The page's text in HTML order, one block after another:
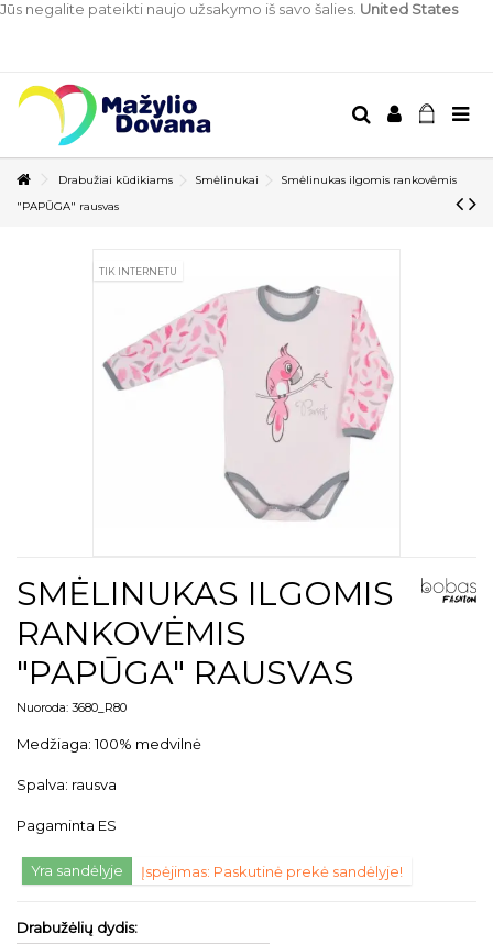
Jūs negalite pateikti naujo užsakymo iš savo šalies. United States
Drabužiai kūdikiams Smėlinukai
Smėlinukas ilgomis rankovėmis
"PAPŪGA" rausvas
TIK INTERNETU
SMĖLINUKAS ILGOMIS
RANKOVĖMIS
"PAPŪGA" RAUSVAS
Nuoroda: 3680_R80
Medžiaga: 100% medvilnė
Spalva: rausva
Pagaminta ES
Yra sandėlyje Įspėjimas: Paskutinė prekė sandėlyje!
Drabužėlių dydis: